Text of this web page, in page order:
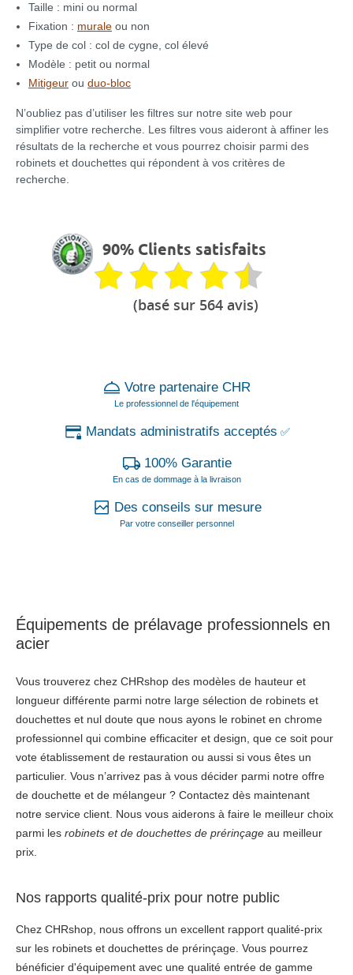
Taille : mini ou normal
Fixation : murale ou non
Type de col : col de cygne, col élevé
Modèle : petit ou normal
Mitigeur ou duo-bloc
N’oubliez pas d’utiliser les filtres sur notre site web pour
simplifier votre recherche. Les filtres vous aideront à affiner les
résultats de la recherche et vous pourrez choisir parmi des
robinets et douchettes qui répondent à vos critères de
recherche.
90% Clients satisfaits
(basé sur 564 avis)
Votre partenaire CHR
Le professionnel de l'équipement
Mandats administratifs acceptés ✅
100% Garantie
En cas de dommage à la livraison
Des conseils sur mesure
Par votre conseiller personnel
Équipements de prélavage professionnels en
acier
Vous trouverez chez CHRshop des modèles de hauteur et
longueur différente parmi notre large sélection de robinets et
douchettes et nul doute que nous ayons le robinet en chrome
professionnel qui combine efficaciter et design, que ce soit pour
vote établissement de restauration ou aussi si vous êtes un
particulier. Vous n’arrivez pas à vous décider parmi notre offre
de douchette et de mélangeur ? Contactez dès maintenant
notre service client. Nous vous aiderons à faire le meilleur choix
parmi les robinets et de douchettes de prérinçage au meilleur
prix.
Nos rapports qualité-prix pour notre public
Chez CHRshop, nous offrons un excellent rapport qualité-prix
sur les robinets et douchettes de prérinçage. Vous pourrez
bénéficier d'équipement avec une qualité entrée de gamme